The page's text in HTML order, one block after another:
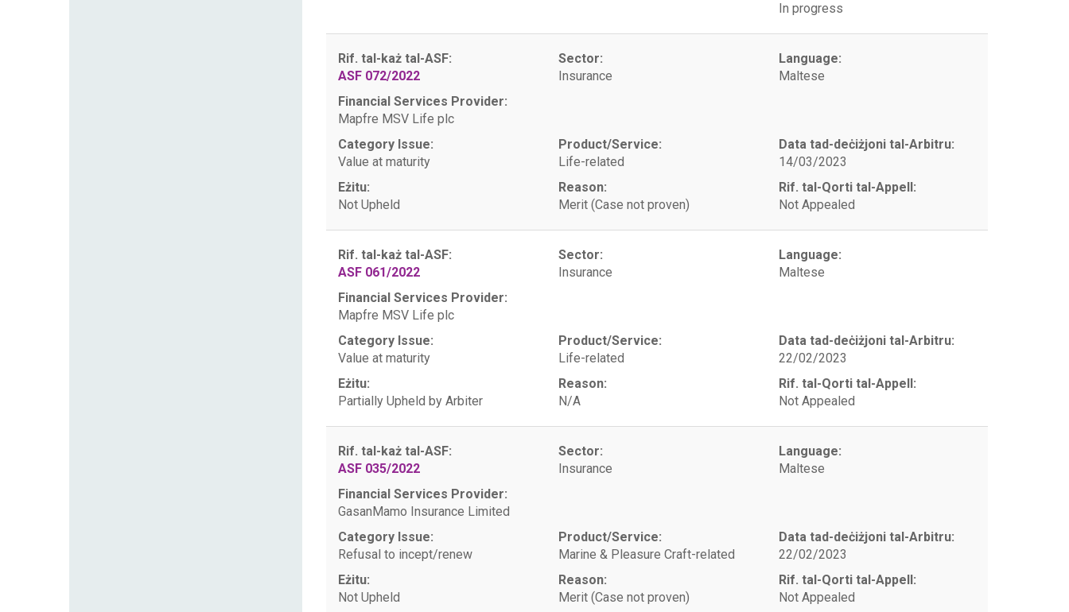
In progress
Rif. tal-każ tal-ASF:
ASF 072/2022
Sector:
Insurance
Language:
Maltese
Financial Services Provider:
Mapfre MSV Life plc
Category Issue:
Value at maturity
Product/Service:
Life-related
Data tad-deċiżjoni tal-Arbitru:
14/03/2023
Eżitu:
Not Upheld
Reason:
Merit (Case not proven)
Rif. tal-Qorti tal-Appell:
Not Appealed
Rif. tal-każ tal-ASF:
ASF 061/2022
Sector:
Insurance
Language:
Maltese
Financial Services Provider:
Mapfre MSV Life plc
Category Issue:
Value at maturity
Product/Service:
Life-related
Data tad-deċiżjoni tal-Arbitru:
22/02/2023
Eżitu:
Partially Upheld by Arbiter
Reason:
N/A
Rif. tal-Qorti tal-Appell:
Not Appealed
Rif. tal-każ tal-ASF:
ASF 035/2022
Sector:
Insurance
Language:
Maltese
Financial Services Provider:
GasanMamo Insurance Limited
Category Issue:
Refusal to incept/renew
Product/Service:
Marine & Pleasure Craft-related
Data tad-deċiżjoni tal-Arbitru:
22/02/2023
Eżitu:
Not Upheld
Reason:
Merit (Case not proven)
Rif. tal-Qorti tal-Appell:
Not Appealed